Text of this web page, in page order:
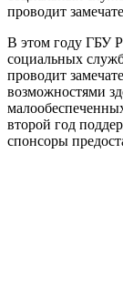
проводит
В этом году ГБУ
социальных
проводит
возможностями
второй год
спонсоры